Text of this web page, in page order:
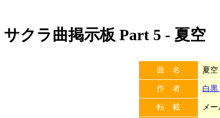
サクラ曲掲示板 Part 5 - 夏空
曲 名 夏空
作 者 白
転 載 メ